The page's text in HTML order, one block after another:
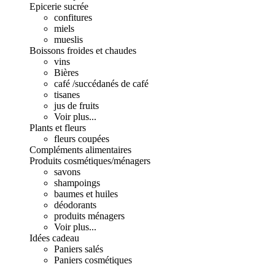
Epicerie sucrée
confitures
miels
mueslis
Boissons froides et chaudes
vins
Bières
café /succédanés de café
tisanes
jus de fruits
Voir plus...
Plants et fleurs
fleurs coupées
Compléments alimentaires
Produits cosmétiques/ménagers
savons
shampoings
baumes et huiles
déodorants
produits ménagers
Voir plus...
Idées cadeau
Paniers salés
Paniers cosmétiques